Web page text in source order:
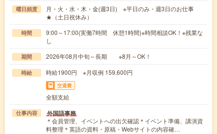
曜日頻度
月・火・水・木・金(週3日) ※平日のみ・週3日のお仕事
★（土日祝休み）
時間
9:00～17:00(実働7時間 休憩1時間)※時間相談OK！※残業な
し
期間 2026年08月中旬～長期 ※8月～OK！
時給 時給1900円 ※月収例 159,600円
交通費
全額支給
仕事内容 外国語事務
＊会員管理、イベントへの出欠確認＊イベント準備、講演資
料整理＊英語の資料・原稿・Webサイトの内容確…